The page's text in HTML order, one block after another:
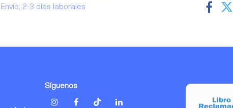
Envío: 2-3 días laborales
Síguenos